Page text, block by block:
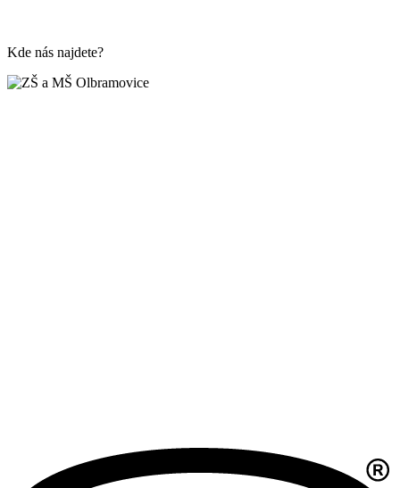
Kde nás najdete?